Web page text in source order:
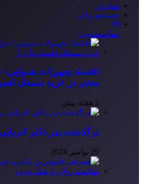
سایدبار
جستجو برای
10
مقالهمحبوب
اقتصاد تجهیزات شنوایی؛
معتبر در خرید سمعک
2 هفته پیش
درگذشت پدر دکتر
29 نوامبر 2024